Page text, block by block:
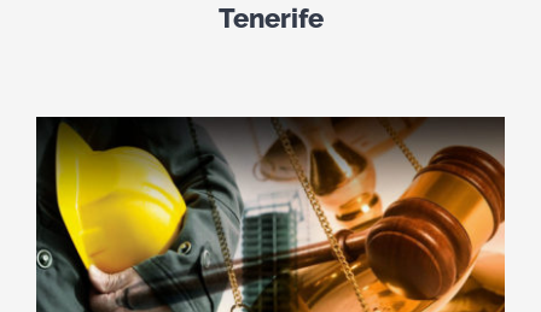
Tenerife